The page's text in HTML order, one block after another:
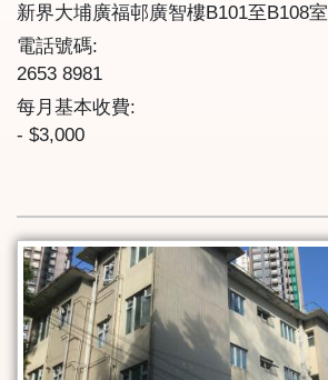
新界大埔廣福邨廣智樓B101至B108室
電話號碼:
2653 8981
每月基本收費:
- $3,000